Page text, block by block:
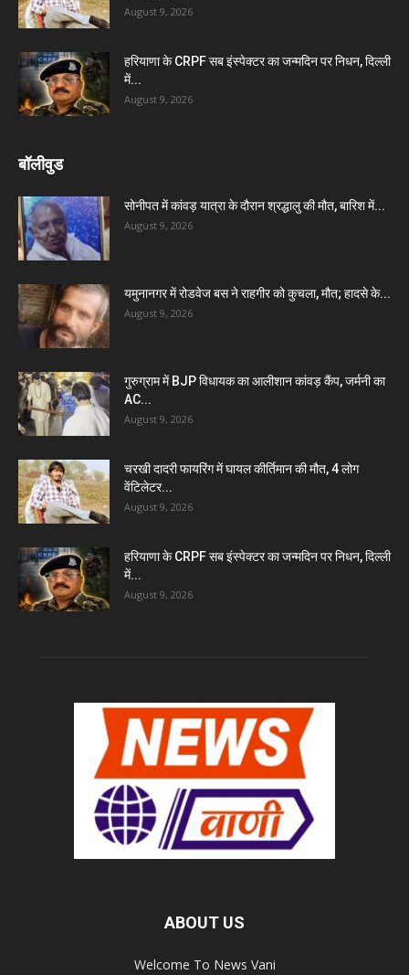
August 9, 2026
हरियाणा के CRPF सब इंस्पेक्टर का जन्मदिन पर निधन, दिल्ली
में...
August 9, 2026
बॉलीवुड
सोनीपत में कांवड़ यात्रा के दौरान श्रद्धालु की मौत, बारिश में...
August 9, 2026
यमुनानगर में रोडवेज बस ने राहगीर को कुचला, मौत; हादसे के...
August 9, 2026
गुरुग्राम में BJP विधायक का आलीशान कांवड़ कैंप, जर्मनी का
AC...
August 9, 2026
चरखी दादरी फायरिंग में घायल कीर्तिमान की मौत, 4 लोग
वेंटिलेटर...
August 9, 2026
हरियाणा के CRPF सब इंस्पेक्टर का जन्मदिन पर निधन, दिल्ली
में...
August 9, 2026
ABOUT US
Welcome To News Vani